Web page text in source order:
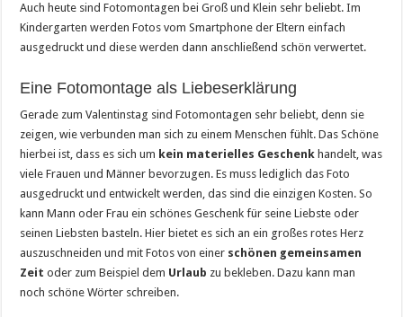
Auch heute sind Fotomontagen bei Groß und Klein sehr beliebt. Im
Kindergarten werden Fotos vom Smartphone der Eltern einfach
ausgedruckt und diese werden dann anschließend schön verwertet.
Eine Fotomontage als Liebeserklärung
Gerade zum Valentinstag sind Fotomontagen sehr beliebt, denn sie
zeigen, wie verbunden man sich zu einem Menschen fühlt. Das Schöne
hierbei ist, dass es sich um kein materielles Geschenk handelt, was
viele Frauen und Männer bevorzugen. Es muss lediglich das Foto
ausgedruckt und entwickelt werden, das sind die einzigen Kosten. So
kann Mann oder Frau ein schönes Geschenk für seine Liebste oder
seinen Liebsten basteln. Hier bietet es sich an ein großes rotes Herz
auszuschneiden und mit Fotos von einer schönen gemeinsamen
Zeit oder zum Beispiel dem Urlaub zu bekleben. Dazu kann man
noch schöne Wörter schreiben.